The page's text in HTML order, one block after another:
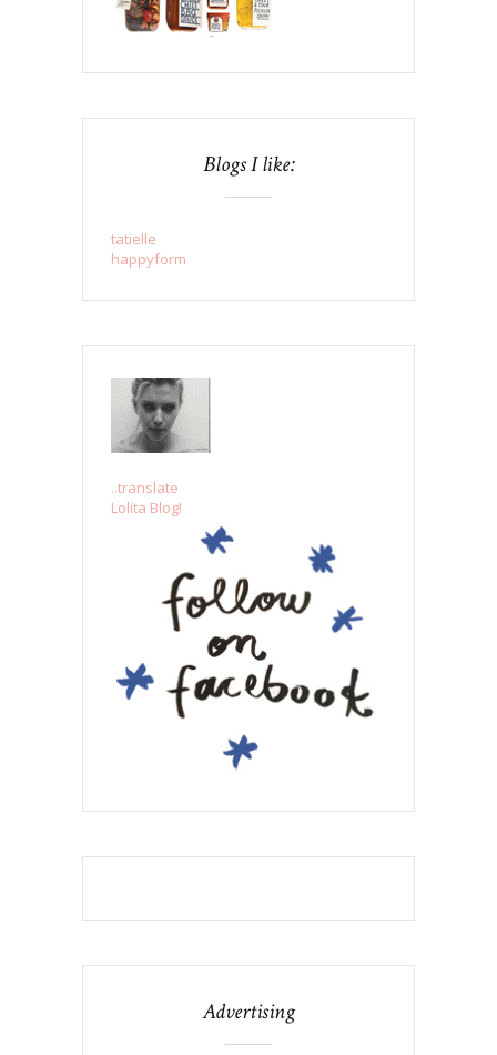
Blogs I like:
tatielle
happyform
..translate
Lolita Blog!
Advertising